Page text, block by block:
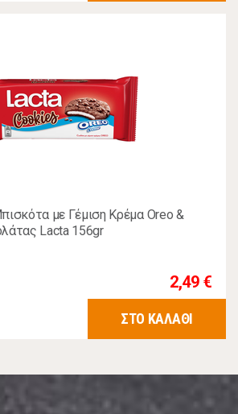
με Γέμιση Κρέμα Oreo &
Lacta 156gr
2,49 €
ΣΤΟ ΚΑΛΑΘΙ